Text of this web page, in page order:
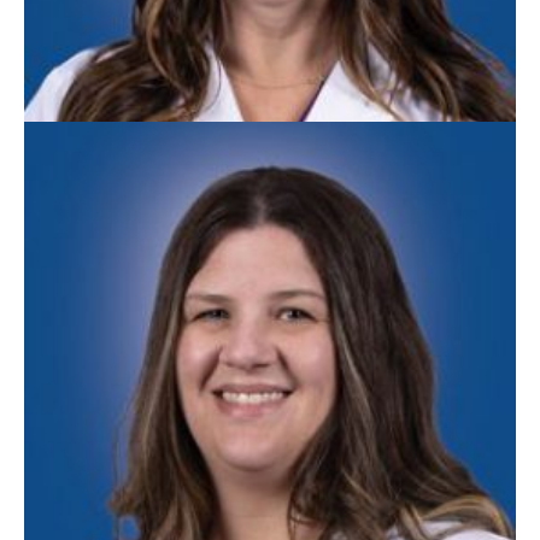
Jessica Baine, APN
Medicina Familiar